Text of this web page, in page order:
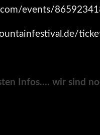
events/
Infos…. wir sind